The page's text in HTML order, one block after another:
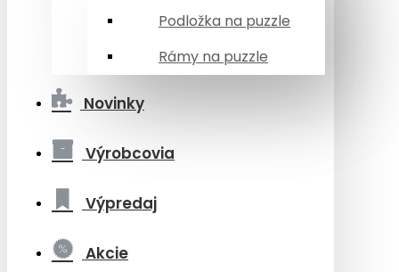
Podložka na puzzle
Rámy na puzzle
Novinky
Výrobcovia
Výpredaj
Akcie